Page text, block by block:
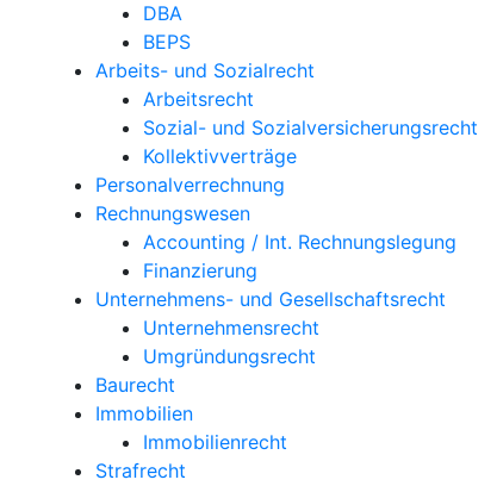
DBA
BEPS
Arbeits- und Sozialrecht
Arbeitsrecht
Sozial- und Sozialversicherungsrecht
Kollektivverträge
Personalverrechnung
Rechnungswesen
Accounting / Int. Rechnungslegung
Finanzierung
Unternehmens- und Gesellschaftsrecht
Unternehmensrecht
Umgründungsrecht
Baurecht
Immobilien
Immobilienrecht
Strafrecht